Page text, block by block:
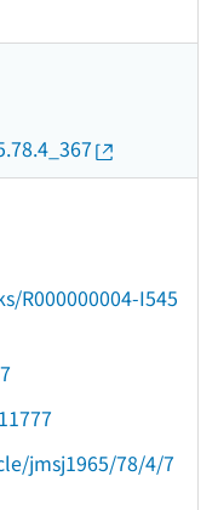
R000000004-I545
jmsj1965/78/4/7